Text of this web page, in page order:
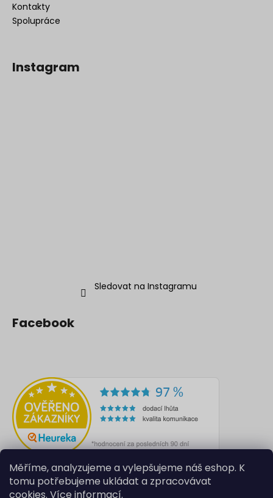
Měříme, analyzujeme a vylepšujeme náš eshop. K
tomu potřebujeme ukládat a zpracovávat
cookies. Více informací.
Kontakty
Spolupráce
Instagram
Sledovat na Instagramu
Facebook